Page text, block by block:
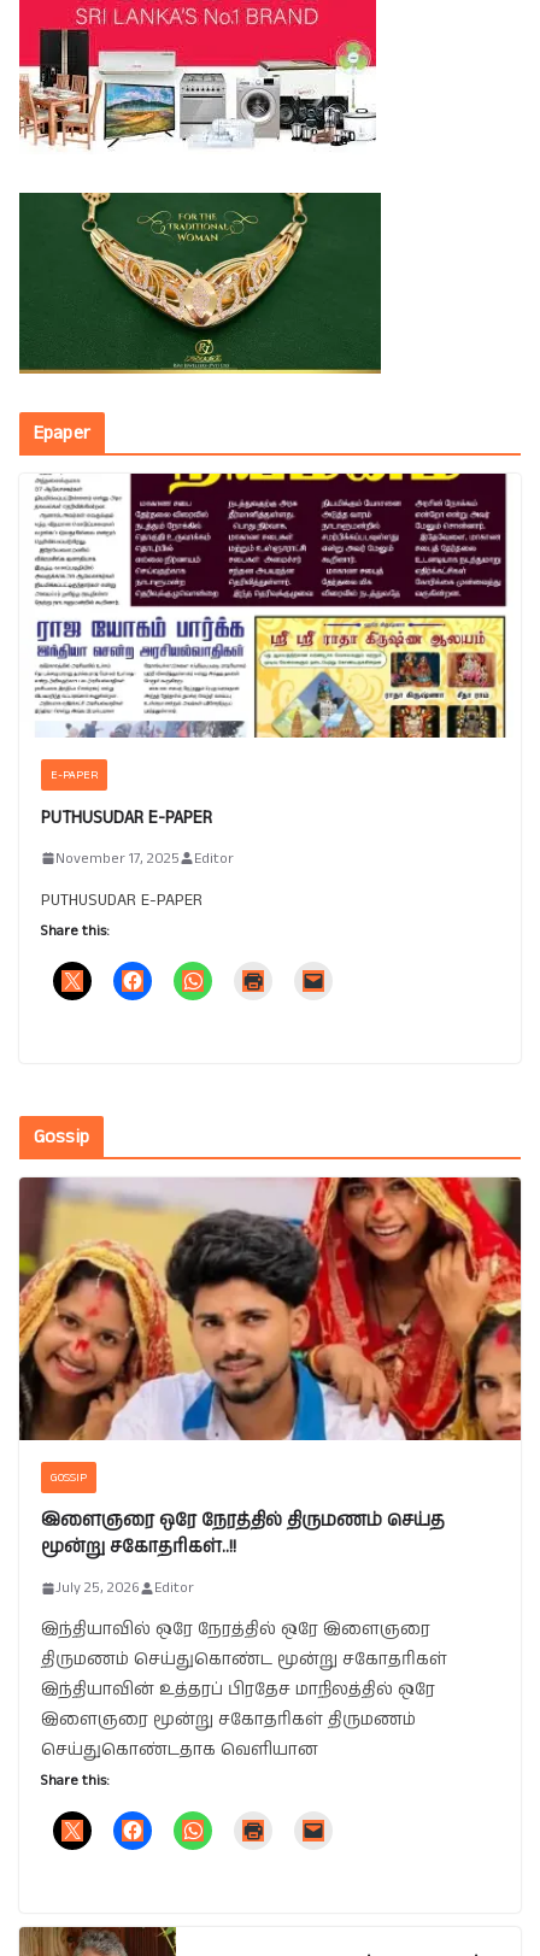
Epaper
E-PAPER
PUTHUSUDAR E-PAPER
November 17, 2025 Editor
PUTHUSUDAR E-PAPER
Share this:
Gossip
GOSSIP
இளைஞரை ஒரே நேரத்தில் திருமணம் செய்த
மூன்று சகோதரிகள்..!!
July 25, 2026 Editor
இந்தியாவில் ஒரே நேரத்தில் ஒரே இளைஞரை
திருமணம் செய்துகொண்ட மூன்று சகோதரிகள்
இந்தியாவின் உத்தரப் பிரதேச மாநிலத்தில் ஒரே
இளைஞரை மூன்று சகோதரிகள் திருமணம்
செய்துகொண்டதாக வெளியான
Share this: